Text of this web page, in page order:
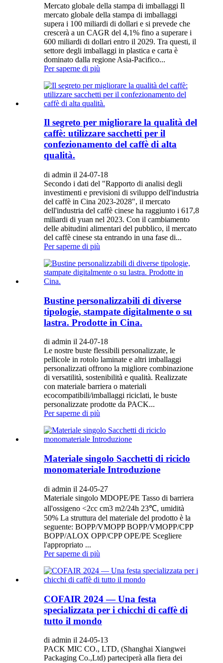
Mercato globale della stampa di imballaggi Il
mercato globale della stampa di imballaggi
supera i 100 miliardi di dollari e si prevede che
crescerà a un CAGR del 4,1% fino a superare i
600 miliardi di dollari entro il 2029. Tra questi, il
settore degli imballaggi in plastica e carta è
dominato dalla regione Asia-Pacifico...
Per saperne di più
Il segreto per migliorare la qualità del
caffè: utilizzare sacchetti per il
confezionamento del caffè di alta
qualità.
di admin il 24-07-18
Secondo i dati del "Rapporto di analisi degli
investimenti e previsioni di sviluppo dell'industria
del caffè in Cina 2023-2028", il mercato
dell'industria del caffè cinese ha raggiunto i 617,8
miliardi di yuan nel 2023. Con il cambiamento
delle abitudini alimentari del pubblico, il mercato
del caffè cinese sta entrando in una fase di...
Per saperne di più
Bustine personalizzabili di diverse
tipologie, stampate digitalmente o su
lastra. Prodotte in Cina.
di admin il 24-07-18
Le nostre buste flessibili personalizzate, le
pellicole in rotolo laminate e altri imballaggi
personalizzati offrono la migliore combinazione
di versatilità, sostenibilità e qualità. Realizzate
con materiale barriera o materiali
ecocompatibili/imballaggi riciclati, le buste
personalizzate prodotte da PACK...
Per saperne di più
Materiale singolo Sacchetti di riciclo
monomateriale Introduzione
di admin il 24-05-27
Materiale singolo MDOPE/PE Tasso di barriera
all'ossigeno <2cc cm3 m2/24h 23℃, umidità
50% La struttura del materiale del prodotto è la
seguente: BOPP/VMOPP BOPP/VMOPP/CPP
BOPP/ALOX OPP/CPP OPE/PE Scegliere
l'appropriato ...
Per saperne di più
COFAIR 2024 — Una festa
specializzata per i chicchi di caffè di
tutto il mondo
di admin il 24-05-13
PACK MIC CO., LTD, (Shanghai Xiangwei
Packaging Co.,Ltd) parteciperà alla fiera dei